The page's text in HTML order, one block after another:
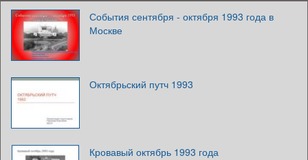
События сентября - октября 1993 года в
Москве
Октябрьский путч 1993
Кровавый октябрь 1993 года